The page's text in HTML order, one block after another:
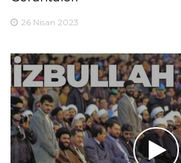
26 Nisan 2023